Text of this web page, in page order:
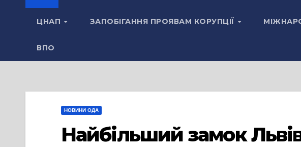
ЦНАП ЗАПОБІГАННЯ ПРОЯВАМ КОРУПЦІЇ
ВПО
НОВИНИ ОДА
Найбільший замок